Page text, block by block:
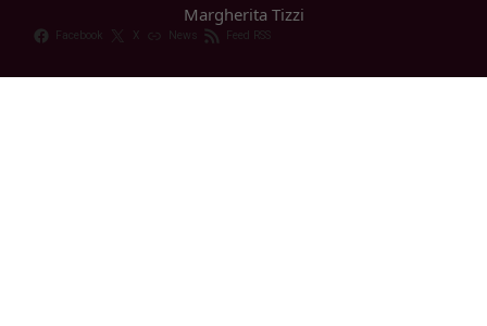
Margherita Tizzi
Facebook X News Feed RSS